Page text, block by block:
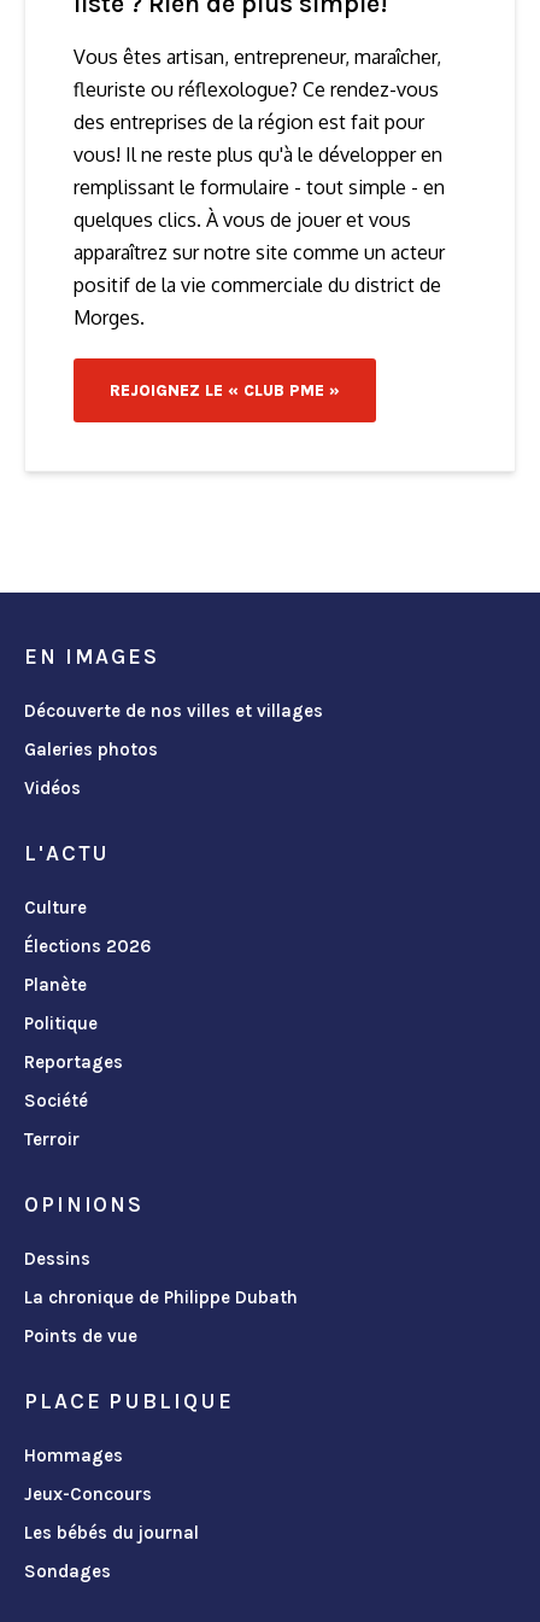
E-mail :
Site web :
Vous êtes artisan, entrepreneur, maraîcher,
fleuriste ou réflexologue? Ce rendez-vous
des entreprises de la région est fait pour
vous! Il ne reste plus qu'à le développer en
remplissant le formulaire - tout simple - en
quelques clics. À vous de jouer et vous
apparaîtrez sur notre site comme un acteur
positif de la vie commerciale du district de
Morges.
REJOIGNEZ LE « CLUB PME »
EN IMAGES
Découverte de nos villes et villages
Galeries photos
Vidéos
L'ACTU
Culture
Élections 2026
Planète
Politique
Reportages
Société
Terroir
OPINIONS
Dessins
La chronique de Philippe Dubath
Points de vue
PLACE PUBLIQUE
Hommages
Jeux-Concours
Les bébés du journal
Sondages